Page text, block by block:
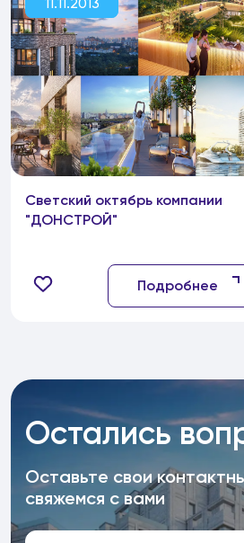
Светский октябрь компании
"ДОНСТРОЙ"
Подробнее
Остались
Оставьте свои
свяжемся с вами